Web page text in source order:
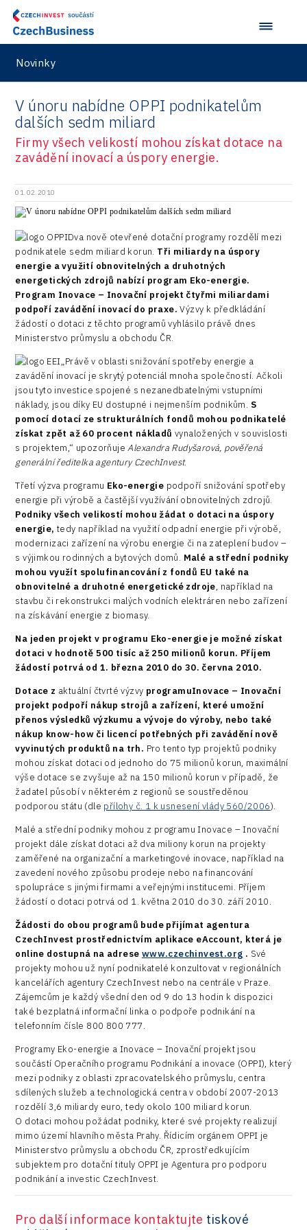
Novinky
V únoru nabídne OPPI podnikatelům
dalších sedm miliard
Firmy všech velikostí mohou získat dotace na
zavádění inovací a úspory energie.
01.02.2010
Dva nově otevřené dotační programy rozdělí mezi
podnikatele sedm miliard korun. Tři miliardy na úspory
energie a využití obnovitelných a druhotných
energetických zdrojů nabízí program Eko-energie.
Program Inovace – Inovační projekt čtyřmi miliardami
podpoří zavádění inovací do praxe. Výzvy k předkládání
žádostí o dotaci z těchto programů vyhlásilo právě dnes
Ministerstvo průmyslu a obchodu ČR.
„Právě v oblasti snižování spotřeby energie a
zavádění inovací je skrytý potenciál mnoha společností. Ačkoli
jsou tyto investice spojené s nezanedbatelnými vstupními
náklady, jsou díky EU dostupné i nejmenším podnikům. S
pomocí dotací ze strukturálních fondů mohou podnikatelé
získat zpět až 60 procent nákladů vynaložených v souvislosti
s projektem,“ upozorňujeAlexandra Rudyšarová, pověřená
generální ředitelka agentury CzechInvest.
Třetí výzva programu Eko-energie podpoří snižování spotřeby
energie při výrobě a častější využívání obnovitelných zdrojů.
Podniky všech velikostí mohou žádat o dotaci na úspory
energie, tedy například na využití odpadní energie při výrobě,
modernizaci zařízení na výrobu energie či na zateplení budov –
s výjimkou rodinných a bytových domů. Malé a střední podniky
mohou využít spolufinancování z fondů EU také na
obnovitelné a druhotné energetické zdroje, například na
stavbu či rekonstrukci malých vodních elektráren nebo zařízení
na získávání energie z biomasy.
Na jeden projekt v programu Eko-energie je možné získat
dotaci v hodnotě 500 tisíc až 250 milionů korun. Příjem
žádostí potrvá od 1. března 2010 do 30. června 2010.
Dotace z aktuální čtvrté výzvy programuInovace – Inovační
projekt podpoří nákup strojů a zařízení, které umožní
přenos výsledků výzkumu a vývoje do výroby, nebo také
nákup know-how či licencí potřebných při zavádění nově
vyvinutých produktů na trh. Pro tento typ projektů podniky
mohou získat dotaci od jednoho do 75 milionů korun, maximální
výše dotace se zvyšuje až na 150 milionů korun v případě, že
žadatel působí v některém z regionů se soustředěnou
podporou státu (dle přílohy č. 1 k usnesení vlády 560/2006).
Malé a střední podniky mohou z programu Inovace – Inovační
projekt dále získat dotaci až dva miliony korun na projekty
zaměřené na organizační a marketingové inovace, například na
zavedení nového způsobu prodeje nebo na financování
spolupráce s jinými firmami a veřejnými institucemi. Příjem
žádostí o dotaci potrvá od 1. května 2010 do 30. září 2010.
Žádosti do obou programů bude přijímat agentura
CzechInvest prostřednictvím aplikace eAccount, která je
online dostupná na adrese www.czechinvest.org . Své
projekty mohou už nyní podnikatelé konzultovat v regionálních
kancelářích agentury CzechInvest nebo na centrále v Praze.
Zájemcům je každý všední den od 9 do 13 hodin k dispozici
také bezplatná informační linka o podpoře podnikání na
telefonním čísle 800 800 777.
Programy Eko-energie a Inovace – Inovační projekt jsou
součástí Operačního programu Podnikání a inovace (OPPI), který
mezi podniky z oblasti zpracovatelského průmyslu, centra
sdílených služeb a technologická centra v období 2007-2013
rozdělí 3,6 miliardy euro, tedy okolo 100 miliard korun.
O dotaci mohou požádat podniky, které své projekty realizují
mimo území hlavního města Prahy. Řídicím orgánem OPPI je
Ministerstvo průmyslu a obchodu ČR, zprostředkujícím
subjektem pro dotační tituly OPPI je Agentura pro podporu
podnikání a investic CzechInvest.
Pro další informace kontaktujte tiskové